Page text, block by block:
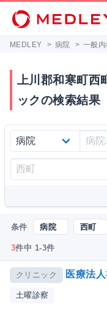
MEDLEY > 病院 > 一般内
上川郡和寒町西
ックの検索結果
条件 病院 西町
3件中 1-3件
クリニック 医療法
土曜診察